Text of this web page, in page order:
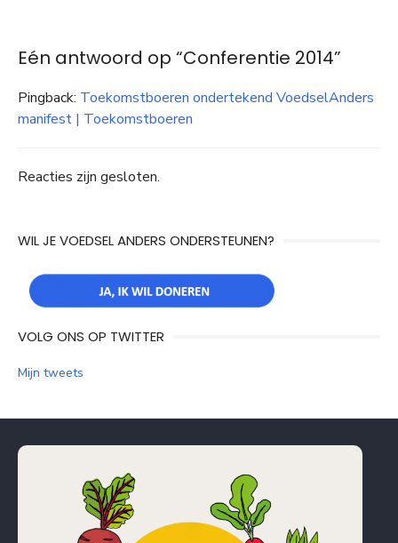
Eén antwoord op “Conferentie 2014”
Pingback: Toekomstboeren ondertekend VoedselAnders
manifest | Toekomstboeren
Reacties zijn gesloten.
WIL JE VOEDSEL ANDERS ONDERSTEUNEN?
VOLG ONS OP TWITTER
Mijn tweets